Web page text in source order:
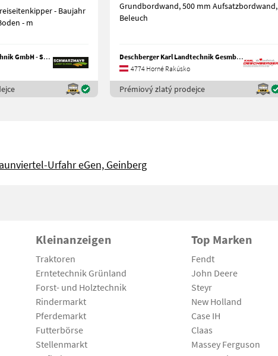
- Baujahr
2020 - mit Hardox - Boden - m
Schwarzmayr Landtechnik GmbH - Schlitters
Grundbordwand, 500 mm Aufsatzbordwand,
Beleuch
Deschberger Karl Landtechnik GesmbH & Co KG
4774 Horné Rakúsko
Prémiový zlatý prodejce
Urfahr eGen, Geinberg
Kleinanzeigen
Traktoren
Erntetechnik Grünland
Forst- und Holztechnik
Rindermarkt
Pferdemarkt
Futterbörse
Stellenmarkt
Top Marken
Fendt
John Deere
Steyr
New Holland
Case IH
Claas
Massey Ferguson